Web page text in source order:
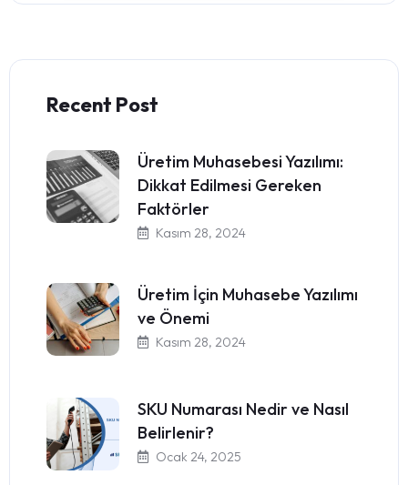
Recent Post
Üretim Muhasebesi Yazılımı:
Dikkat Edilmesi Gereken
Faktörler
Kasım 28, 2024
Üretim İçin Muhasebe Yazılımı
ve Önemi
Kasım 28, 2024
SKU Numarası Nedir ve Nasıl
Belirlenir?
Ocak 24, 2025